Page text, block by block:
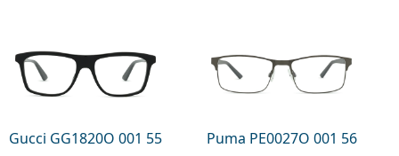
Gucci GG1820O 001 55 Puma PE0027O 001 56